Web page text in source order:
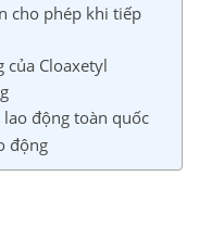
cho phép khi tiếp
của Cloaxetyl
động toàn quốc
động